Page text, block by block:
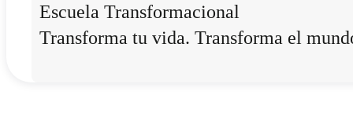
Escuela Transformacional
Transforma tu vida. Transforma el